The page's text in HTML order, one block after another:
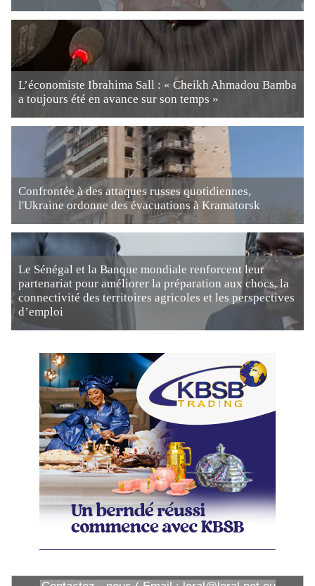
L’économiste Ibrahima Sall : « Cheikh Ahmadou Bamba
a toujours été en avance sur son temps »
Confrontée à des attaques russes quotidiennes,
l'Ukraine ordonne des évacuations à Kramatorsk
Le Sénégal et la Banque mondiale renforcent leur
partenariat pour améliorer la préparation aux chocs, la
connectivité des territoires agricoles et les perspectives
d’emploi